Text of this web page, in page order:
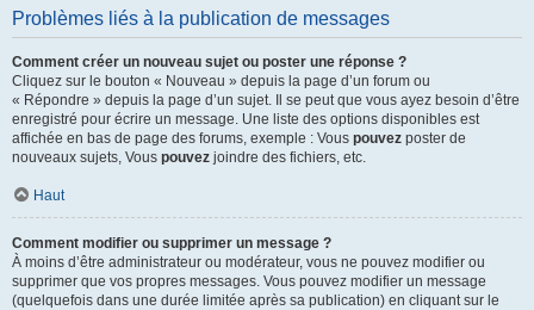
Problèmes liés à la publication de messages
Comment créer un nouveau sujet ou poster une réponse ?
Cliquez sur le bouton « Nouveau » depuis la page d’un forum ou
« Répondre » depuis la page d’un sujet. Il se peut que vous ayez besoin d’être
enregistré pour écrire un message. Une liste des options disponibles est
affichée en bas de page des forums, exemple : Vous pouvez poster de
nouveaux sujets, Vous pouvez joindre des fichiers, etc.
Haut
Comment modifier ou supprimer un message ?
À moins d’être administrateur ou modérateur, vous ne pouvez modifier ou
supprimer que vos propres messages. Vous pouvez modifier un message
(quelquefois dans une durée limitée après sa publication) en cliquant sur le